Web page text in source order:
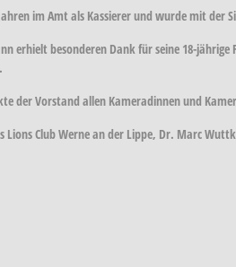
im Amt als Kassierer und wurde mit der
erhielt besonderen Dank für seine 18-
der Vorstand allen Kameradinnen und
Lions Club Werne an der Lippe, Dr. Marc